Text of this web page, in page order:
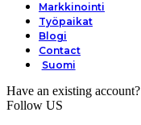
Markkinointi
Työpaikat
Blogi
Contact
Suomi
Have an existing account?
Follow US